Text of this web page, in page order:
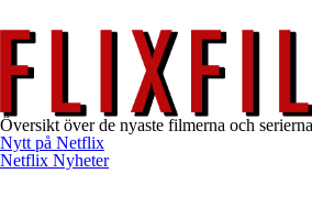
Översikt över de nyaste filmerna och
Nytt på Netflix
Netflix Nyheter